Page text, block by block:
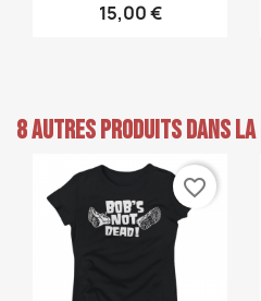
15,00 €
8 autres produits dans la
favorite_border